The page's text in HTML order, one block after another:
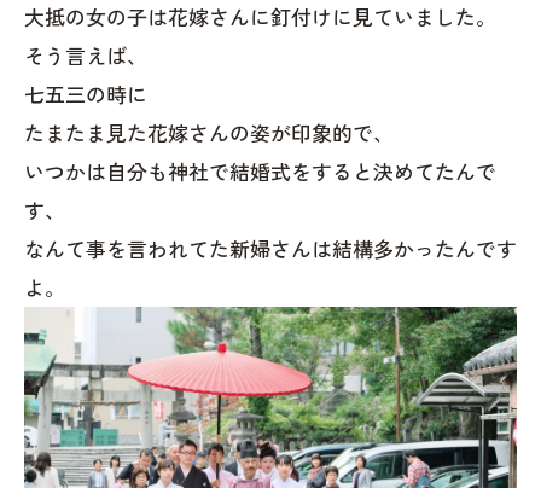
大抵の女の子は花嫁さんに釘付けに見ていました。
そう言えば、
七五三の時に
たまたま見た花嫁さんの姿が印象的で、
いつかは自分も神社で結婚式をすると決めてたんで
す、
なんて事を言われてた新婦さんは結構多かったんです
よ。